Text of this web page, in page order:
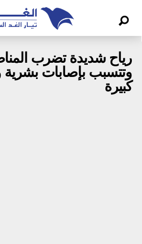
رياح شديدة تضرب
وتتسبب بإصابات بشرية
كبيرة